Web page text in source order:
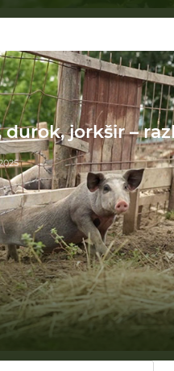
durok, jorkšir –